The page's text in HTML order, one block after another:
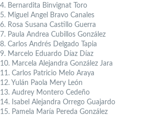
4. Bernardita Binvignat Toro
5. Miguel Angel Bravo Canales
6. Rosa Susana Castillo Guerra
7. Paula Andrea Cubillos González
8. Carlos Andrés Delgado Tapia
9. Marcelo Eduardo Díaz Díaz
10. Marcela Alejandra González Jara
11. Carlos Patricio Melo Araya
12. Yulán Paola Mery León
13. Audrey Montero Cedeño
14. Isabel Alejandra Orrego Guajardo
15. Pamela María Pereda González